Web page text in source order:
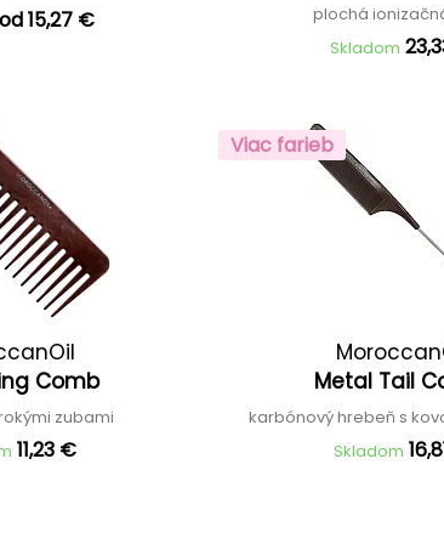
od 15,27 €
plochá
Skladom
Comb
zubami
11,23 €
Viac farieb
Metal Tail
karbónový hrebeň s
Skladom